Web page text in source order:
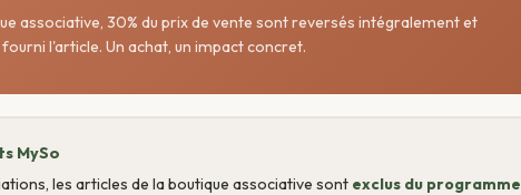
associative, 30% du prix de vente sont reversés intégralement et
l'article. Un achat, un impact concret.
MySo
les articles de la boutique associative sont exclus du programme